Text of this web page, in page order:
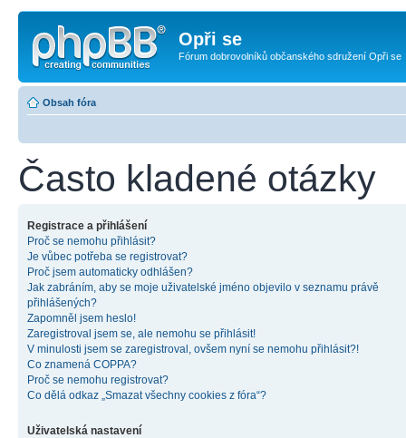
Opři se
Fórum dobrovolníků občanského sdružení Opři se
Obsah fóra
Často kladené otázky
Registrace a přihlášení
Proč se nemohu přihlásit?
Je vůbec potřeba se registrovat?
Proč jsem automaticky odhlášen?
Jak zabráním, aby se moje uživatelské jméno objevilo v seznamu právě
přihlášených?
Zapomněl jsem heslo!
Zaregistroval jsem se, ale nemohu se přihlásit!
V minulosti jsem se zaregistroval, ovšem nyní se nemohu přihlásit?!
Co znamená COPPA?
Proč se nemohu registrovat?
Co dělá odkaz „Smazat všechny cookies z fóra“?
Uživatelská nastavení